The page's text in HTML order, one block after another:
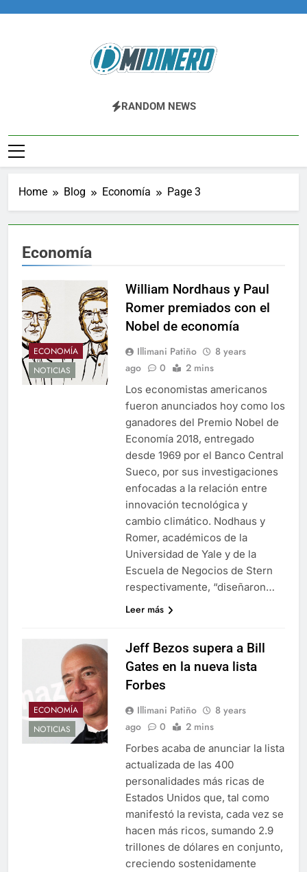
Midinero.co
Fintech, Criptomonedas
RANDOM NEWS
Home Blog Economía Page 3
Economía
ECONOMÍA
NOTICIAS
William Nordhaus y Paul
Romer premiados con el
Nobel de economía
Illimani Patiño
8 years
ago
0 2 mins
Los economistas americanos
fueron anunciados hoy como los
ganadores del Premio Nobel de
Economía 2018, entregado
desde 1969 por el Banco Central
Sueco, por sus investigaciones
enfocadas a la relación entre
innovación tecnológica y
cambio climático. Nodhaus y
Romer, académicos de la
Universidad de Yale y de la
Escuela de Negocios de Stern
respectivamente, “diseñaron…
Leer más
ECONOMÍA
NOTICIAS
Jeff Bezos supera a Bill
Gates en la nueva lista
Forbes
Illimani Patiño
8 years
ago
0 2 mins
Forbes acaba de anunciar la lista
actualizada de las 400
personalidades más ricas de
Estados Unidos que, tal como
manifestó la revista, cada vez se
hacen más ricos, sumando 2.9
trillones de dólares en conjunto,
creciendo sostenidamente